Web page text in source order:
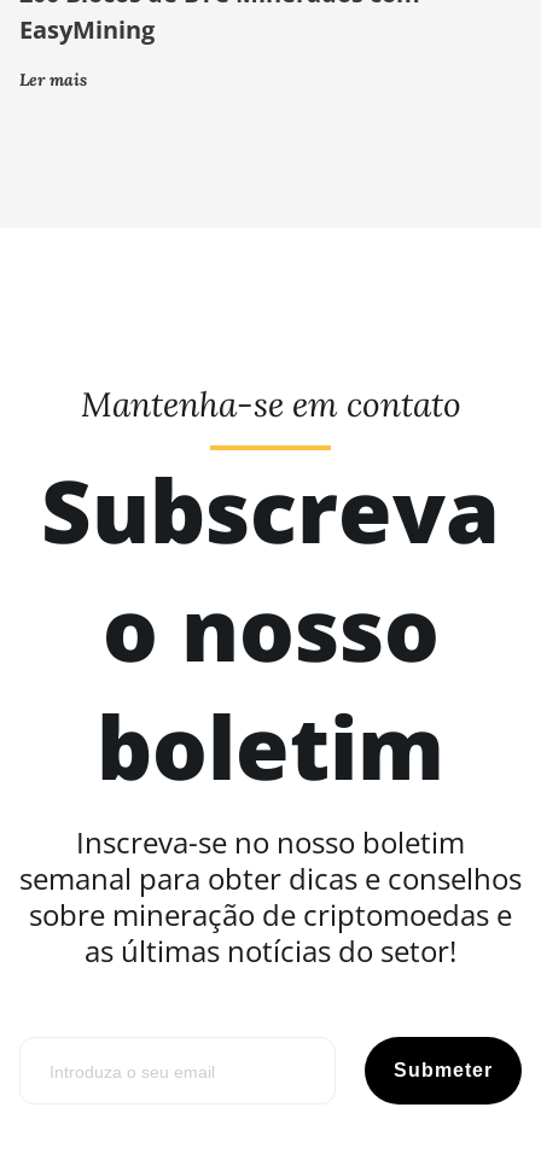
EasyMining
Ler mais
Mantenha-se em contato
Subscreva
o nosso
boletim
Inscreva-se no nosso boletim
semanal para obter dicas e conselhos
sobre mineração de criptomoedas e
as últimas notícias do setor!
Submeter